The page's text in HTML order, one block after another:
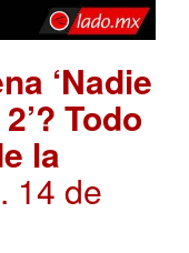
‘Nadie
Todo
la
. 14 de